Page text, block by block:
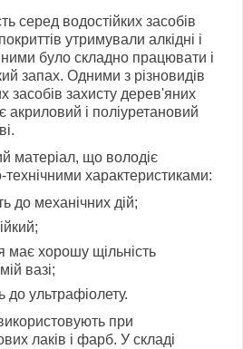
серед водостійких засобів
утримували алкідні і
було складно працювати і
запах. Одними з різновидів
засобів захисту дерев'яних
акриловий і поліуретановий
матеріал, що володіє
характеристиками:
до механічних дій;
має хорошу щільність
вазі;
до ультрафіолету.
при
лаків і фарб. У складі